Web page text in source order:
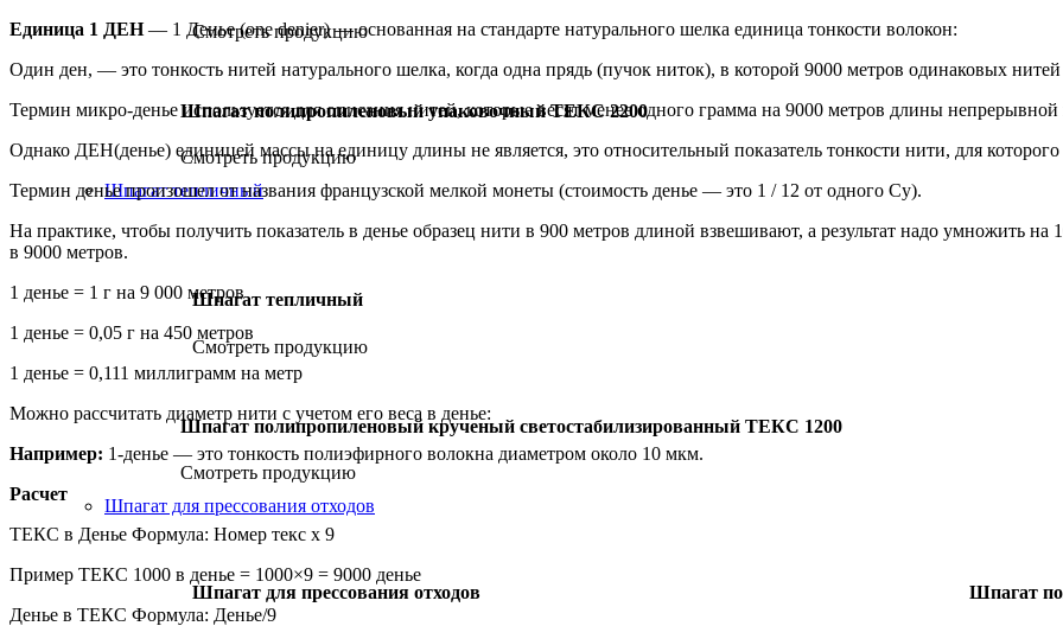
Смотреть продукцию
Шпагат полипропиленовый упаковочный ТЕКС 2200
Смотреть продукцию
Шпагат тепличный
Шпагат тепличный
Смотреть продукцию
Шпагат полипропиленовый крученый светостабилизированный ТЕКС 1200
Смотреть продукцию
Шпагат для прессования отходов
Шпагат для прессования отходов Шпагат
Единица 1 ДЕН— 1 Денье (one denier) — основанная на стандарте натурального шелка единица тонкости волокон:
Один ден, — это тонкость нитей натурального шелка, когда одна прядь (пучок ниток), в которой 9000 метров одинаковых
Термин микро-денье используется для описания нитей, которые весят менее одного грамма на 9000 метров длины
Однако ДЕН(денье) единицей массы на единицу длины не является, это относительный показатель тонкости нити, для
Термин денье произошел от названия французской мелкой монеты (стоимость денье — это 1 / 12 от одного Су).
На практике, чтобы получить показатель в денье образец нити в 900 метров длиной взвешивают, а результат надо умножить на
в 9000 метров.
1 денье = 1 г на 9 000 метров
1 денье = 0,05 г на 450 метров
1 денье = 0,111 миллиграмм на метр
Можно рассчитать диаметр нити с учетом его веса в денье:
Например: 1-денье — это тонкость полиэфирного волокна диаметром около 10 мкм.
Расчет
ТЕКС в Денье Формула: Номер текс х 9
Пример ТЕКС 1000 в денье = 1000×9 = 9000 денье
Денье в ТЕКС Формула: Денье/9